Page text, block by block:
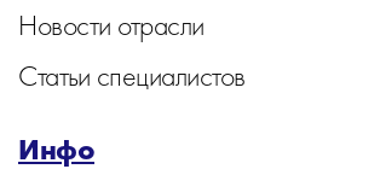
Новости отрасли
Статьи специалистов
Инфо